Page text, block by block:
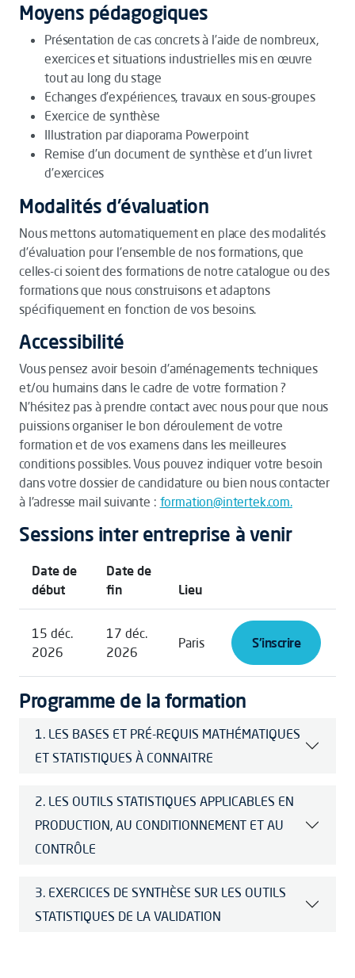
Moyens pédagogiques
Présentation de cas concrets à l’aide de nombreux,
exercices et situations industrielles mis en œuvre
tout au long du stage
Echanges d’expériences, travaux en sous-groupes
Exercice de synthèse
Illustration par diaporama Powerpoint
Remise d’un document de synthèse et d’un livret
d’exercices
Modalités d'évaluation
Nous mettons automatiquement en place des modalités
d’évaluation pour l’ensemble de nos formations, que
celles-ci soient des formations de notre catalogue ou des
formations que nous construisons et adaptons
spécifiquement en fonction de vos besoins.
Accessibilité
Vous pensez avoir besoin d'aménagements techniques
et/ou humains dans le cadre de votre formation ?
N’hésitez pas à prendre contact avec nous pour que nous
puissions organiser le bon déroulement de votre
formation et de vos examens dans les meilleures
conditions possibles. Vous pouvez indiquer votre besoin
dans votre dossier de candidature ou bien nous contacter
à l'adresse mail suivante : formation@intertek.com.
Sessions inter entreprise à venir
Date de
début
Date de
fin
Lieu
15 déc.
2026
17 déc.
2026
Paris S'inscrire
Programme de la formation
1. LES BASES ET PRÉ-REQUIS MATHÉMATIQUES
ET STATISTIQUES À CONNAITRE
2. LES OUTILS STATISTIQUES APPLICABLES EN
PRODUCTION, AU CONDITIONNEMENT ET AU
CONTRÔLE
3. EXERCICES DE SYNTHÈSE SUR LES OUTILS
STATISTIQUES DE LA VALIDATION